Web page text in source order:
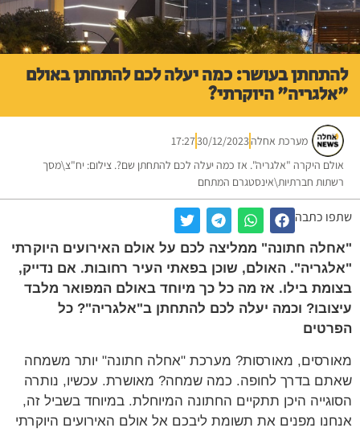
להתחתן בעושר: כמה יעלה לכם להתחתן באולם
"אלגריה" היוקרתי?
מערכת אחלה30/12/2023
17:27
אולם היקרה "אלגריה". אז כמה יעלה לכם להתחתן שם?. צילום: יח"צ\מסך
רשתות חברתיות\אינסטגרם המתחם
שתפו כתבה
"אחלה חתונה" ממליצה לכם על אולם האירועים היוקרתי
"אלגריה". האולם, שוכן בפאתי העיר רחובות. אם נדייק,
בצומת בילו. אז מה כל כך מיוחד באולם המפואר מלבד
עיצובו? וכמה יעלה לכם להתחתן ב"אלגריה"? כל
הפרטים
מאורסים, מאורסות? מערכת "אחלה חתונה" יותר משמחה
שאתם בדרך לחופה. כמה שמחה? מאושרת. עכשיו, נותרה
הסוגייה היכן תתקיים החתונה המיוחלת. במיוחד בשביל זה,
אנחנו מפנים את תשומת ליבכם אל אולם האירועים היוקרתי